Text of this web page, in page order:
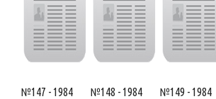
№147 - 1984 №148 - 1984 №149 - 1984